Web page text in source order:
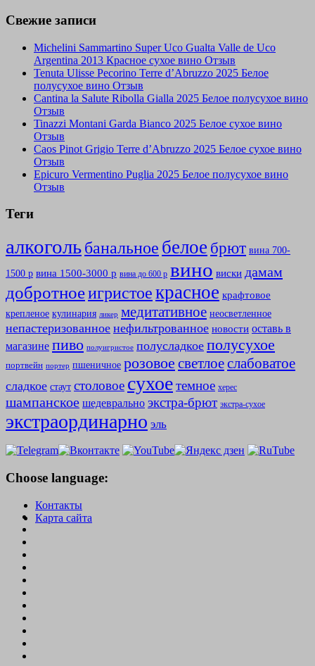
Свежие записи
Michelini Sammartino Super Uco Gualta Valle de Uco
Argentina 2013 Красное сухое вино Отзыв
Tenuta Ulisse Pecorino Terre d’Abruzzo 2025 Белое
полусухое вино Отзыв
Cantina la Salute Ribolla Gialla 2025 Белое полусухое вино
Отзыв
Tinazzi Montani Garda Bianco 2025 Белое сухое вино
Отзыв
Caos Pinot Grigio Terre d’Abruzzo 2025 Белое сухое вино
Отзыв
Epicuro Vermentino Puglia 2025 Белое полусухое вино
Отзыв
Теги
алкогольбанальное белое брют вина 700-
1500 р вина 1500-3000 р вина до 600 р вино виски дамам
добротноеигристоекрасное крафтовое
крепленое кулинария ликер медитативное неосветленное
непастеризованное нефильтрованное новости оставь в
магазине пиво полуигристое полусладкое полусухое
портвейн портер пшеничное розовое светлоеслабоватое
сладкое стаут столовое сухоетемное херес
шампанское шедеврально экстра-брют экстра-сухое
экстраординарно эль
Choose language:
Контакты
Карта сайта